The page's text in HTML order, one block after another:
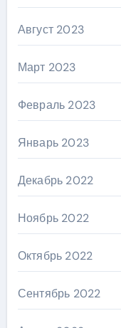
Август 2023
Март 2023
Февраль 2023
Январь 2023
Декабрь 2022
Ноябрь 2022
Октябрь 2022
Сентябрь 2022